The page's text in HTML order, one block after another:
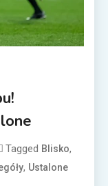
Tagged Blisko,
, Ustalone